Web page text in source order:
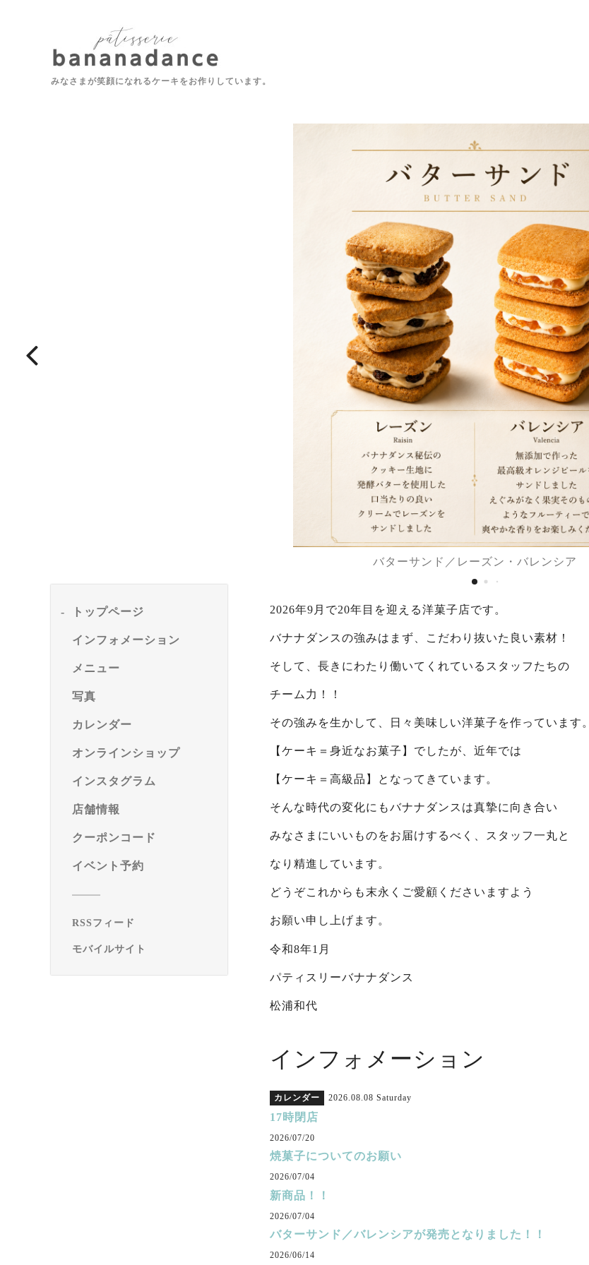
みなさまが笑顔になれるケーキをお作りしています。
バターサンド／レーズン・バレンシア
トップページ
インフォメーション
メニュー
写真
カレンダー
オンラインショップ
インスタグラム
店舗情報
クーポンコード
イベント予約
RSSフィード
モバイルサイト
2026年9月で20年目を迎える洋菓子店です。
バナナダンスの強みはまず、こだわり抜いた良い素材！
そして、長きにわたり働いてくれているスタッフたちの
チーム力！！
その強みを生かして、日々美味しい洋菓子を作っています。
【ケーキ＝身近なお菓子】でしたが、近年では
【ケーキ＝高級品】となってきています。
そんな時代の変化にもバナナダンスは真摯に向き合い
みなさまにいいものをお届けするべく、スタッフ一丸と
なり精進しています。
どうぞこれからも末永くご愛顧くださいますよう
お願い申し上げます。
令和8年1月
パティスリーバナナダンス
松浦和代
インフォメーション
カレンダー 2026.08.08 Saturday
17時閉店
2026/07/20
焼菓子についてのお願い
2026/07/04
新商品！！
2026/07/04
バターサンド／バレンシアが発売となりました！！
2026/06/14